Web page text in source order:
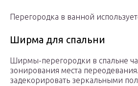
Перегородка в ванной
Ширма для спальни
Ширмы-перегородки в спальне
зонирования места
задекорировать зеркальными